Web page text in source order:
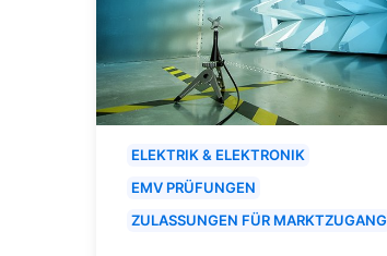
ELEKTRIK & ELEKTRONIK
EMV PRÜFUNGEN
ZULASSUNGEN FÜR MARKTZUGANG